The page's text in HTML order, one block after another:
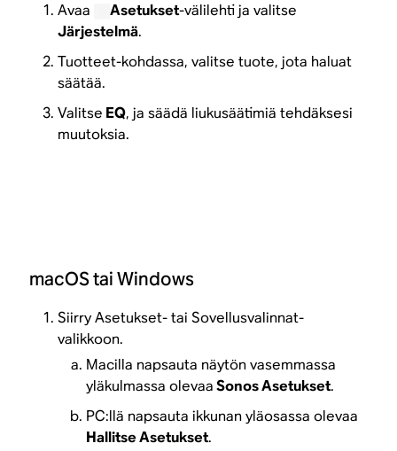
Avaa Asetukset-välilehti ja valitse
Järjestelmä.
Tuotteet-kohdassa, valitse tuote, jota haluat
säätää.
Valitse EQ, ja säädä liukusäätimiä tehdäksesi
muutoksia.
macOS tai Windows
Siirry Asetukset- tai Sovellusvalinnat-
valikkoon.
Macilla napsauta näytön vasemmassa
yläkulmassa olevaaSonos Asetukset.
PC:llä napsauta ikkunan yläosassa olevaa
Hallitse Asetukset.